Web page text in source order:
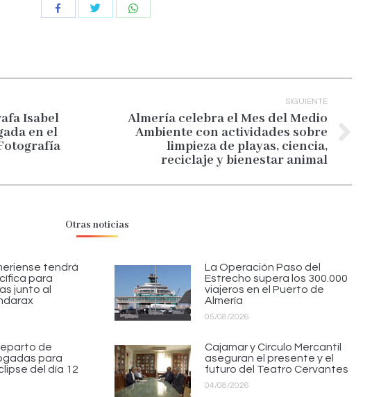
Compartir
CompartirCompartir
Isabel
en el
SIGUIENTE
Publicación
Almería celebra el Mes del Medio
Ambiente con actividades sobre
limpieza de playas, ciencia,
reciclaje y bienestar animal
Otras noticias
tendrá
para
junto al
La Operación Paso del
Estrecho supera los 300.000
viajeros en el Puerto de
Almería
05/08/2026
de
para
del día 12
Cajamar y Círculo Mercantil
aseguran el presente y el
futuro del Teatro Cervantes
04/08/2026